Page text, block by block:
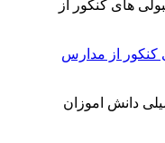
کنکور از مدارس